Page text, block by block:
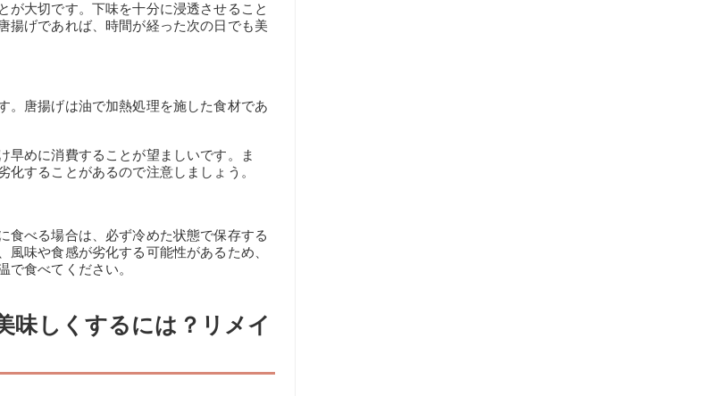
が大切です。下味を十分に浸透させること
揚げであれば、時間が経った次の日でも美
。唐揚げは油で加熱処理を施した食材であ
早めに消費することが望ましいです。ま
することがあるので注意しましょう。
食べる場合は、必ず冷めた状態で保存する
味や食感が劣化する可能性があるため、
で食べてください。
味しくするには？リメイ